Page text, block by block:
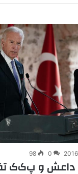
0
98
داعش و پ‌ک‌ک